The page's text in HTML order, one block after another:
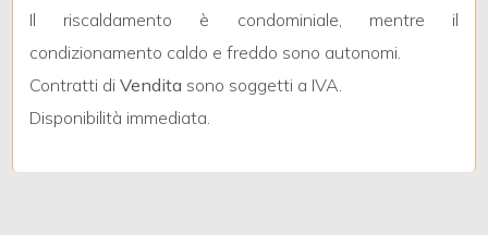
Il riscaldamento è condominiale, mentre il
condizionamento caldo e freddo sono autonomi.
Contratti diVendita sono soggetti a IVA.
Disponibilità immediata.